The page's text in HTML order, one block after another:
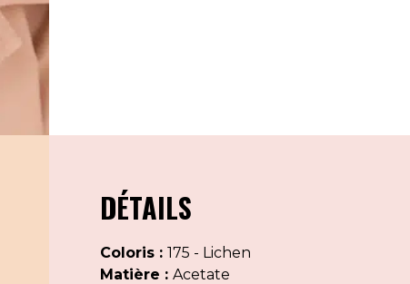
DÉTAILS
Coloris : 175 - Lichen
Matière : Acetate